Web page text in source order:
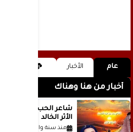
عام الأخبار
أخبار من هنا وهناك
الأثر الخالد
منذ سنة واحدة